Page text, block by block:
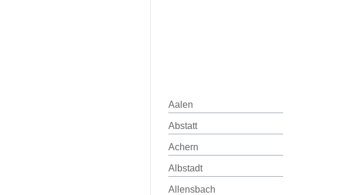
Aalen
Abstatt
Achern
Albstadt
Allensbach